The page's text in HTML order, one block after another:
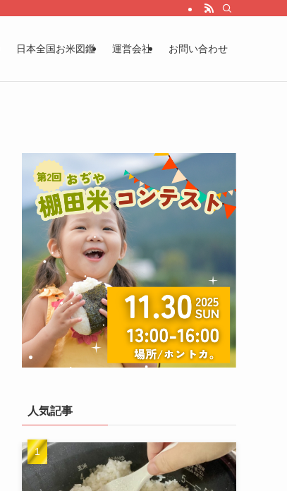
日本全国お米図鑑 運営会社 お問い合わせ
人気記事